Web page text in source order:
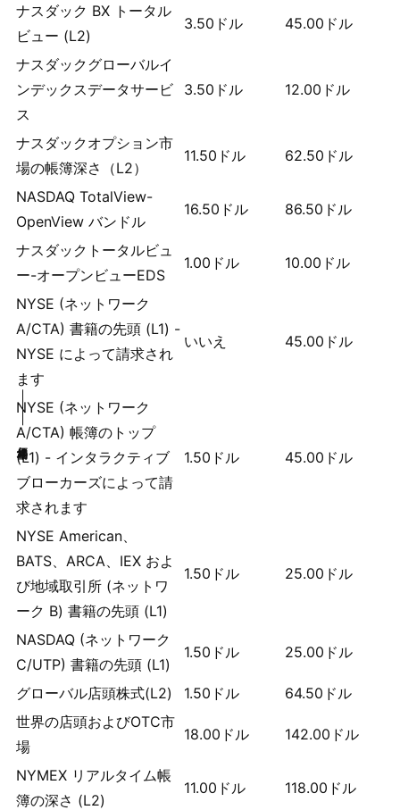
ナスダック BX トータル
ビュー (L2)
3.50 ドル 45.00 ドル
ナスダックグローバルイ
ンデックスデータサービ
ス
3.50 ドル 12.00 ドル
ナスダックオプション市
場の帳簿深さ（L2）
11.50 ドル 62.50 ドル
NASDAQ TotalView-
OpenView バンドル
16.50 ドル 86.50 ドル
ナスダックトータルビュ
ー-オープンビューEDS
1.00 ドル 10.00 ドル
NYSE (ネットワーク
A/CTA) 書籍の先頭 (L1) -
NYSE によって請求され
ます
いいえ 45.00 ドル
NYSE (ネットワーク
A/CTA) 帳簿のトップ
(L1) - インタラクティブ
ブローカーズによって請
求されます
1.50 ドル 45.00 ドル
NYSE American、
BATS、ARCA、IEX およ
び地域取引所 (ネットワ
ーク B) 書籍の先頭 (L1)
1.50 ドル 25.00 ドル
NASDAQ (ネットワーク
C/UTP) 書籍の先頭 (L1)
1.50 ドル 25.00 ドル
グローバル店頭株式(L2) 1.50 ドル 64.50 ドル
世界の店頭およびOTC市
場
18.00 ドル 142.00 ドル
NYMEX リアルタイム帳
簿の深さ (L2)
11.00 ドル 118.00 ドル